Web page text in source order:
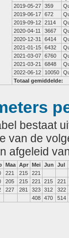
2019-05-27 359
2019-06-17 672
2019-09-12 2114
2020-04-11
3667
2020-12-31
6414
2021-01-15 6432
2021-03-07 6760
2021-03-21
6848
2022-06-12
10050
Totaal gemiddelde:
bestaat
van de
afgeleid
Maa Apr Mei Jun Jul
221 215
221
205 215 221 215 221
227 281 323 312 322
408 470 514